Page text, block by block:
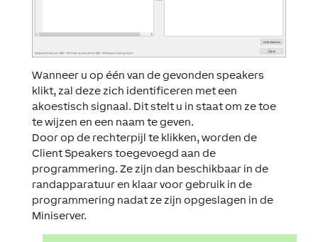
Wanneer u op één van de gevonden speakers
klikt, zal deze zich identificeren met een
akoestisch signaal. Dit stelt u in staat om ze toe
te wijzen en een naam te geven.
Door op de rechterpijl te klikken, worden de
Client Speakers toegevoegd aan de
programmering. Ze zijn dan beschikbaar in de
randapparatuur en klaar voor gebruik in de
programmering nadat ze zijn opgeslagen in de
Miniserver.